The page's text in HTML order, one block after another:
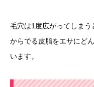
毛穴は1度広がってしま
からでる皮脂をエサにど
います。